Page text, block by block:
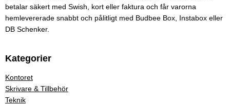
betalar säkert med Swish, kort eller faktura och får varorna
hemlevererade snabbt och pålitligt med Budbee Box, Instabox eller
DB Schenker.
Kategorier
Kontoret
Skrivare & Tillbehör
Teknik